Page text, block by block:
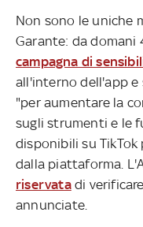
Non sono le uniche
Garante: da domani
campagna di
all'interno dell'app e
"per aumentare la
sugli strumenti e le
disponibili su
dalla piattaforma.
riservatadi
annunciate.